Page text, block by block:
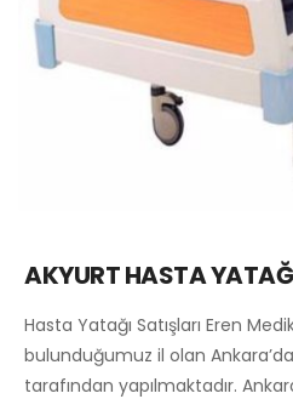
AKYURT HASTA
Hasta Yatağı Satışları Eren
bulunduğumuz il olan
tarafından yapılmaktadır.